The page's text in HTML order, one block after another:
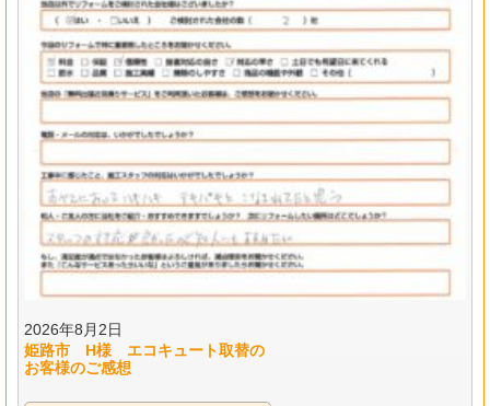
2026年8月2日
姫路市 H様 エコキュート取替の
お客様のご感想